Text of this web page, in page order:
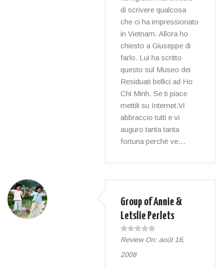
di scrivere qualcosa
che ci ha impressionato
in Vietnam. Allora ho
chiesto a Giuseppe di
farlo. Lui ha scritto
questo sul Museo dei
Residuati bellici ad Ho
Chi Minh. Se ti piace
mettili su Internet.Vi
abbraccio tutti e vi
auguro tanta tanta
fortuna perchè ve…
Group of Annie &
Letslie Perlets
Review On: août 16,
2008